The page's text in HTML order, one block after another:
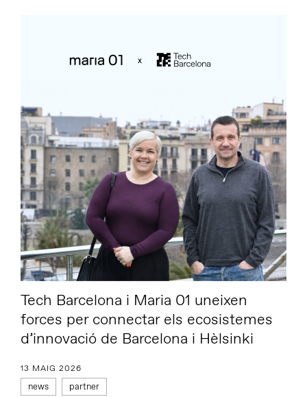
Tech Barcelona i Maria 01 uneixen
forces per connectar els ecosistemes
d’innovació de Barcelona i Hèlsinki
13 MAIG 2026
news partner